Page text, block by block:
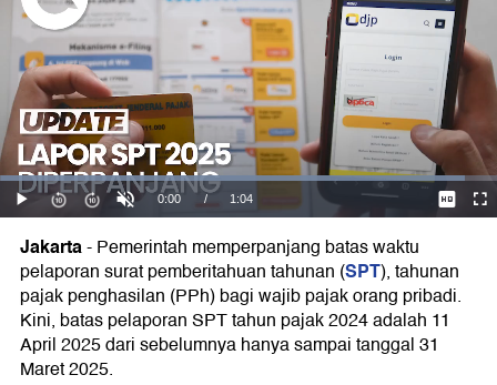
Jakarta-Pemerintah memperpanjang batas waktu
pelaporan surat pemberitahuan tahunan (SPT), tahunan
pajak penghasilan (PPh) bagi wajib pajak orang pribadi.
Kini, batas pelaporan SPT tahun pajak 2024 adalah 11
April 2025 dari sebelumnya hanya sampai tanggal 31
Maret 2025.